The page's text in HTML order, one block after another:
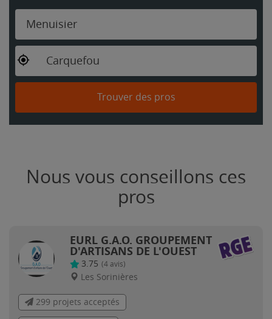
Menuisier
Carquefou
Trouver des pros
Nous vous conseillons ces
pros
EURL G.A.O. GROUPEMENT
D'ARTISANS DE L'OUEST
3.75 (4 avis)
Les Sorinières
299 projets acceptés